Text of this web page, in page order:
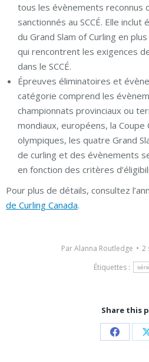
tous les évènements reconnus
sanctionnés au SCCÉ. Elle
du Grand Slam of Curling en
qui rencontrent les exigences
dans le SCCÉ.
Épreuves éliminatoires et
catégorie comprend les
championnats provinciaux ou
mondiaux, européens, la Coupe
olympiques, les quatre Grand
de curling et des évènements
en fonction des critères
Pour plus de détails, consultez
de Curling Canada.
ParAlanna Routledge
2
Étiquettes :
Share this